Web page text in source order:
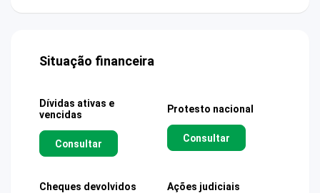
Situação financeira
Dívidas ativas e
vencidas
Consultar
Protesto nacional
Consultar
Cheques devolvidos Ações judiciais